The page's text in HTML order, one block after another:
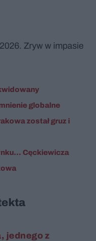
Zryw w impasie
globalne
został gruz i
Cęckiewicza
jednego z